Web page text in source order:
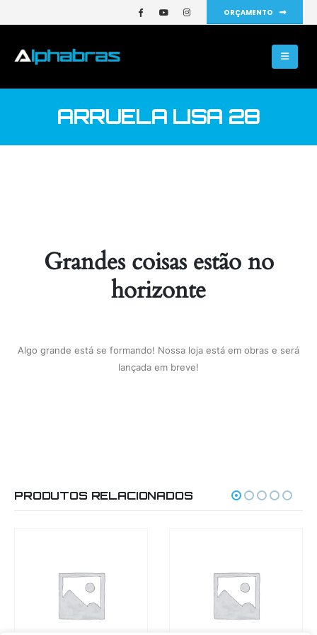
ORÇAMENTO
ARRUELA LISA 28
Grandes coisas estão no
horizonte
Algo grande está se formando! Nossa loja está em obras e será
lançada em breve!
PRODUTOS RELACIONADOS